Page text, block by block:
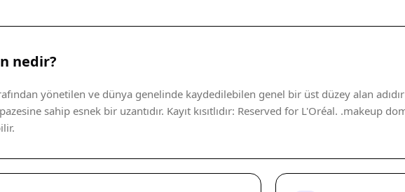
nedir?
yönetilen ve dünya genelinde kaydedilebilen genel bir üst düzey alan
sahip esnek bir uzantıdır. Kayıt kısıtlıdır: Reserved for L'Oréal. .makeup